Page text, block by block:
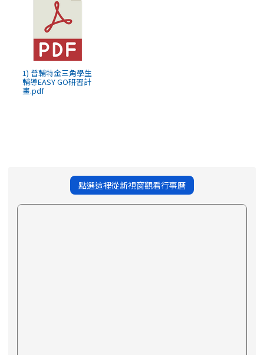
1) 普輔特金三角學生
輔導EASY GO研習計
畫.pdf
點選這裡從新視窗觀看行事曆